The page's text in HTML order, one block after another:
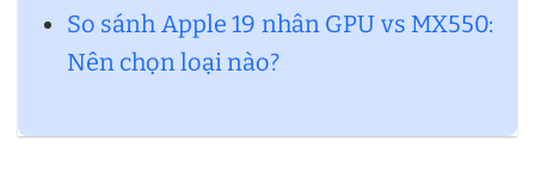
So sánh Apple 19 nhân GPU vs MX550:
Nên chọn loại nào?